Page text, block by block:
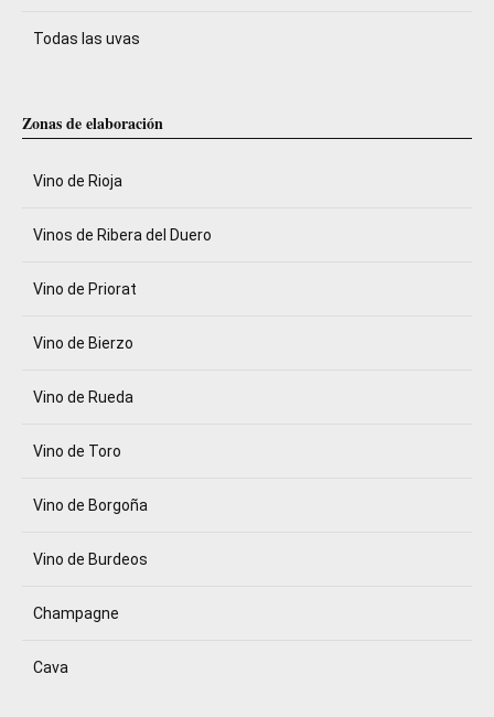
Todas las uvas
Zonas de elaboración
Vino de Rioja
Vinos de Ribera del Duero
Vino de Priorat
Vino de Bierzo
Vino de Rueda
Vino de Toro
Vino de Borgoña
Vino de Burdeos
Champagne
Cava